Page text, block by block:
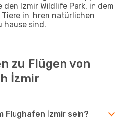
den Izmir Wildlife Park, in dem
in ihren natürlichen
hause sind.
zu Flügen von
İzmir
Flughafen İzmir sein?